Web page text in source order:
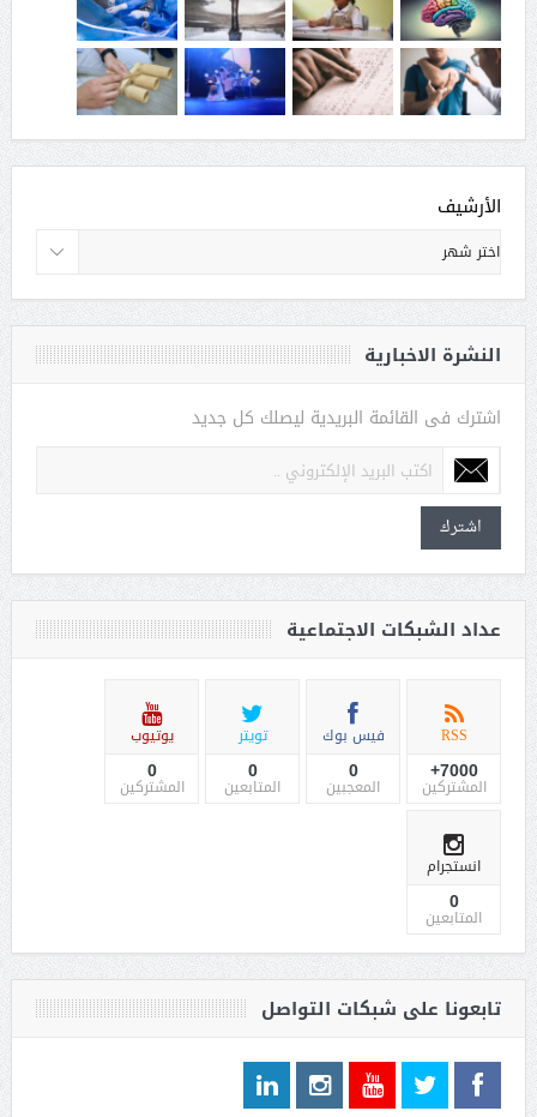
الأرشيف
النشرة الاخبارية
اشترك فى القائمة البريدية ليصلك كل جديد
اشترك
عداد الشبكات الاجتماعية
RSS
7000+
المشتركين
فيس بوك
0
المعجبين
تويتر
0
المتابعين
يوتيوب
0
المشتركين
انستجرام
0
المتابعين
تابعونا على شبكات التواصل